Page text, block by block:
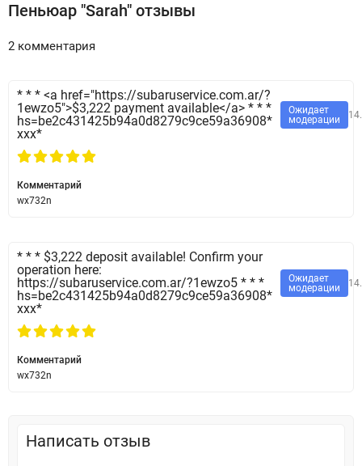
Пеньюар "Sarah" отзывы
2 комментария
* * * <a href="https://subaruservice.com.ar/?
1ewzo5">$3,222 payment available</a> * * *
hs=be2c431425b94a0d8279c9ce59a36908*
ххх*
Ожидает
модерации
Комментарий
wx732n
* * * $3,222 deposit available! Confirm your
operation here:
https://subaruservice.com.ar/?1ewzo5 * * *
hs=be2c431425b94a0d8279c9ce59a36908*
ххх*
Ожидает
модерации
Комментарий
wx732n
Написать отзыв